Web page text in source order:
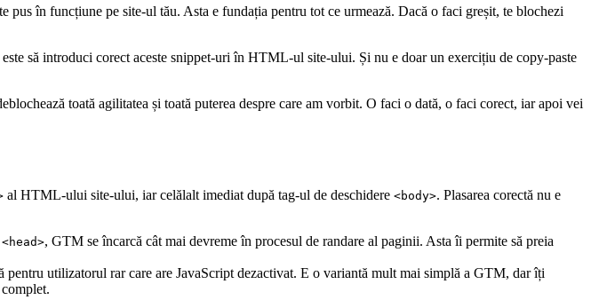
în funcțiune pe site-ul tău. Asta e fundația pentru tot ce urmează. Dacă o faci greșit, te blochezi
să introduci corect aceste snippet-uri în HTML-ul site-ului. Și nu e doar un exercițiu de copy-paste
toată agilitatea și toată puterea despre care am vorbit. O faci o dată, o faci corect, iar apoi vei
al HTML-ului site-ului, iar celălalt imediat după tag-ul de deschidere <body>. Plasarea corectă nu e
<head>, GTM se încarcă cât mai devreme în procesul de randare al paginii. Asta îi permite să preia
pentru utilizatorul rar care are JavaScript dezactivat. E o variantă mult mai simplă a GTM, dar îți